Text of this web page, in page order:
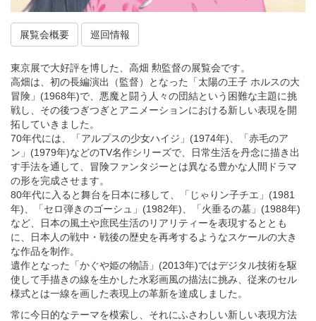
展覧会概要 巡回情報
東京展で大好評を博した、高畑 勲監督の展覧会です。
高畑は、初の長編演出（監督）となった「太陽の王子 ホルスの大
冒険」(1968年)で、悪魔と闘う人々の団結という困難な主題に挑
戦し、その後つぎつぎとアニメーションにおける新しい表現を開
拓していきました。
70年代には、「アルプスの少女ハイジ」(1974年)、「赤毛のア
ン」(1979年)などのTV名作シリーズで、日常生活を丹念に描き出
す手法を通して、冒険ファンタジーとは異なる豊かな人間ドラマ
の形を完成させます。
80年代に入ると舞台を日本に移して、「じゃりン子チエ」(1981
年)、「セロ弾きのゴーシュ」(1982年)、「火垂るの墓」(1988年)
など、日本の風土や庶民生活のリアリティーを表現するととも
に、日本人の戦中・戦後の歴史を再考するようなスケールの大き
な作品を制作。
遺作となった「かぐや姫の物語」(2013年)ではデジタル技術を駆
使して手描きの線を生かした水彩画風の描法に挑み、従来のセル
様式とは一線を画した表現上の革新を達成しました。
常に今日的なテーマを模索し、それにふさわしい新しい表現方法